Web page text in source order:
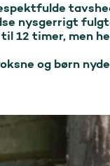
nysgerrigt
12 timer, men
og børn